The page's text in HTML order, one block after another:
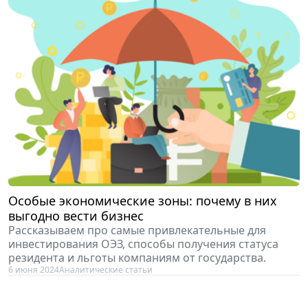
Особые экономические зоны: почему в них
выгодно вести бизнес
Рассказываем про самые привлекательные для
инвестирования ОЭЗ, способы получения статуса
резидента и льготы компаниям от государства.
6 июня 2024Аналитические статьи